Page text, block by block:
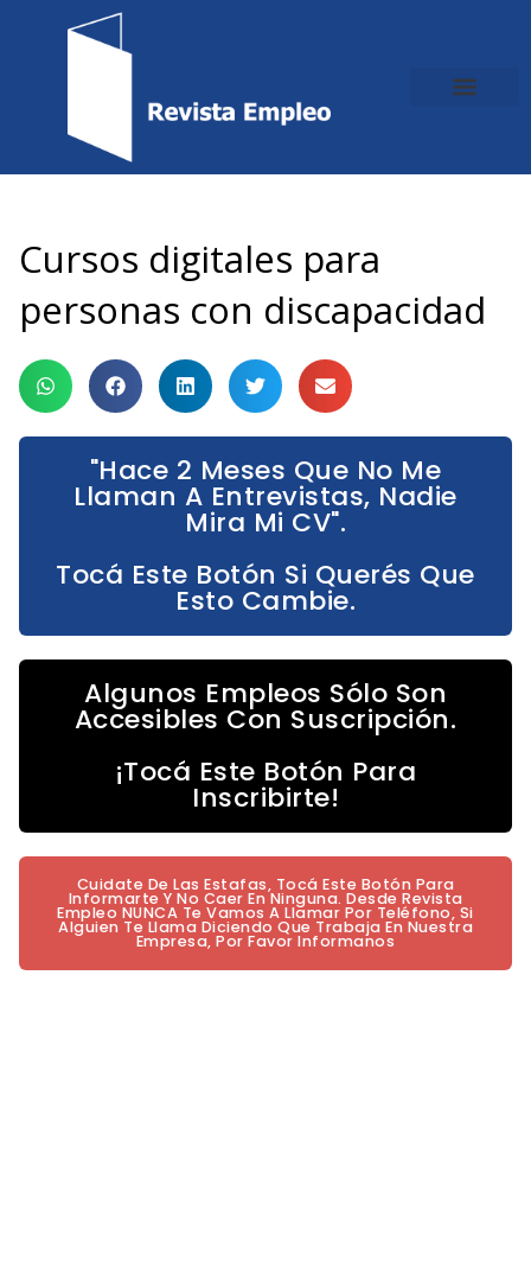
Cursos digitales para
personas con discapacidad
"Hace 2 Meses Que No Me
Llaman A Entrevistas, Nadie
Mira Mi CV".
Tocá Este Botón Si Querés Que
Esto Cambie.
Algunos Empleos Sólo Son
Accesibles Con Suscripción.
¡Tocá Este Botón Para
Inscribirte!
Cuidate De Las Estafas, Tocá Este Botón Para
Informarte Y No Caer En Ninguna. Desde Revista
Empleo NUNCA Te Vamos A Llamar Por Teléfono, Si
Alguien Te Llama Diciendo Que Trabaja En Nuestra
Empresa, Por Favor Informanos